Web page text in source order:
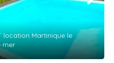
location Martinique le
mer